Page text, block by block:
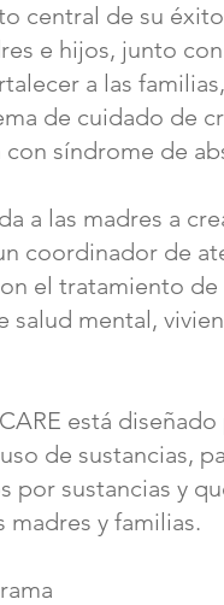
central de su
e hijos, junto
a las
de cuidado de
con síndrome de
a las madres a
coordinador de
el tratamiento
salud mental,
está
de sustancias,
por sustancias y
madres y familias.